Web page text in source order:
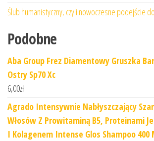
Ślub humanistyczny, czyli nowoczesne podejście
Podobne
Aba Group Frez Diamentowy Gruszka
Ostry Sp70 Xc
6,00zł
Agrado Intensywnie Nabłyszczający
Włosów Z Prowitaminą B5, Proteinami
I Kolagenem Intense Glos Shampoo 400